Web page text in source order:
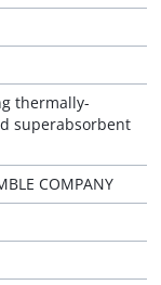
thermally-
superabsorbent
COMPANY